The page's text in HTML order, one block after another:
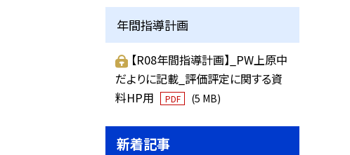
年間指導計画
【R08年間指導計画】_PW上原中
だよりに記載_評価評定に関する資
料HP用
PDF (5 MB)
新着記事